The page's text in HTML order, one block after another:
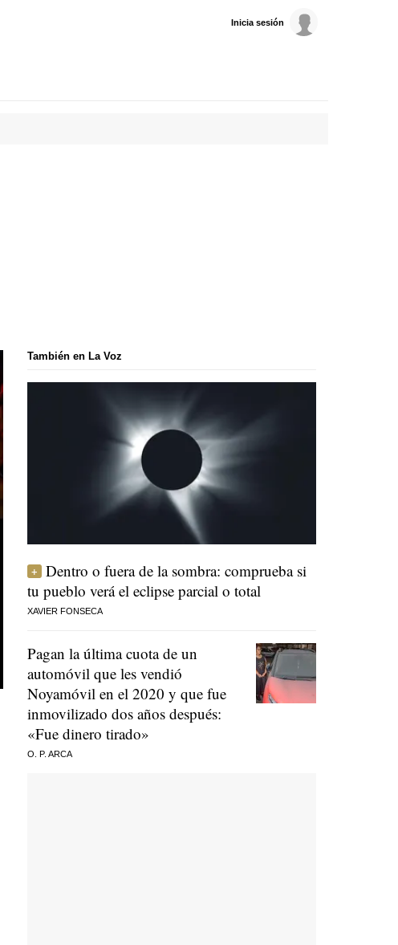
Inicia sesión
También en La Voz
Dentro o fuera de la sombra: comprueba si
tu pueblo verá el eclipse parcial o total
XAVIER FONSECA
Pagan la última cuota de un
automóvil que les vendió
Noyamóvil en el 2020 y que fue
inmovilizado dos años después:
«Fue dinero tirado»
O. P. ARCA